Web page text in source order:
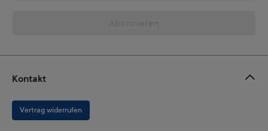
Kontakt
Vertrag widerrufen